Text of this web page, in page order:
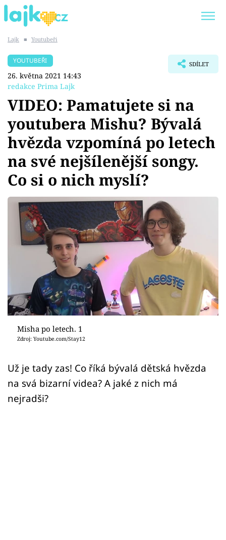
SHOPAHOLICADEL
Témata
Showbyznys
Youtubeři
Virály
Sex a vztahy
Sledujte prima+
Přihlášení
Lajk ■ Youtubeři
YOUTUBEŘI
26. května 2021 14:43
redakce Prima Lajk
SDÍLET
VIDEO: Pamatujete si na
youtubera Mishu? Bývalá
hvězda vzpomíná po letech
na své nejšílenější songy.
Co si o nich myslí?
Misha po letech. 1
Zdroj: Youtube.com/Stay12
Už je tady zas! Co říká bývalá dětská hvězda
na svá bizarní videa? A jaké z nich má
nejradši?